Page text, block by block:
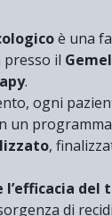
è una
presso il
.
ogni
un
,
l’efficacia
di